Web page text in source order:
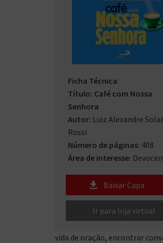
Ficha Técnica
Título: Café com Nossa
Senhora
Autor: Luiz Alexandre
Rossi
Número de páginas: 408
Área de interesse:
Baixar Capa
Ir para loja virtual
vida de oração, encontrar